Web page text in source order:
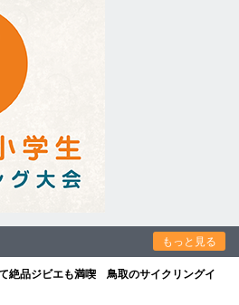
もっと見る
絶品ジビエも満喫 鳥取のサイクリングイ